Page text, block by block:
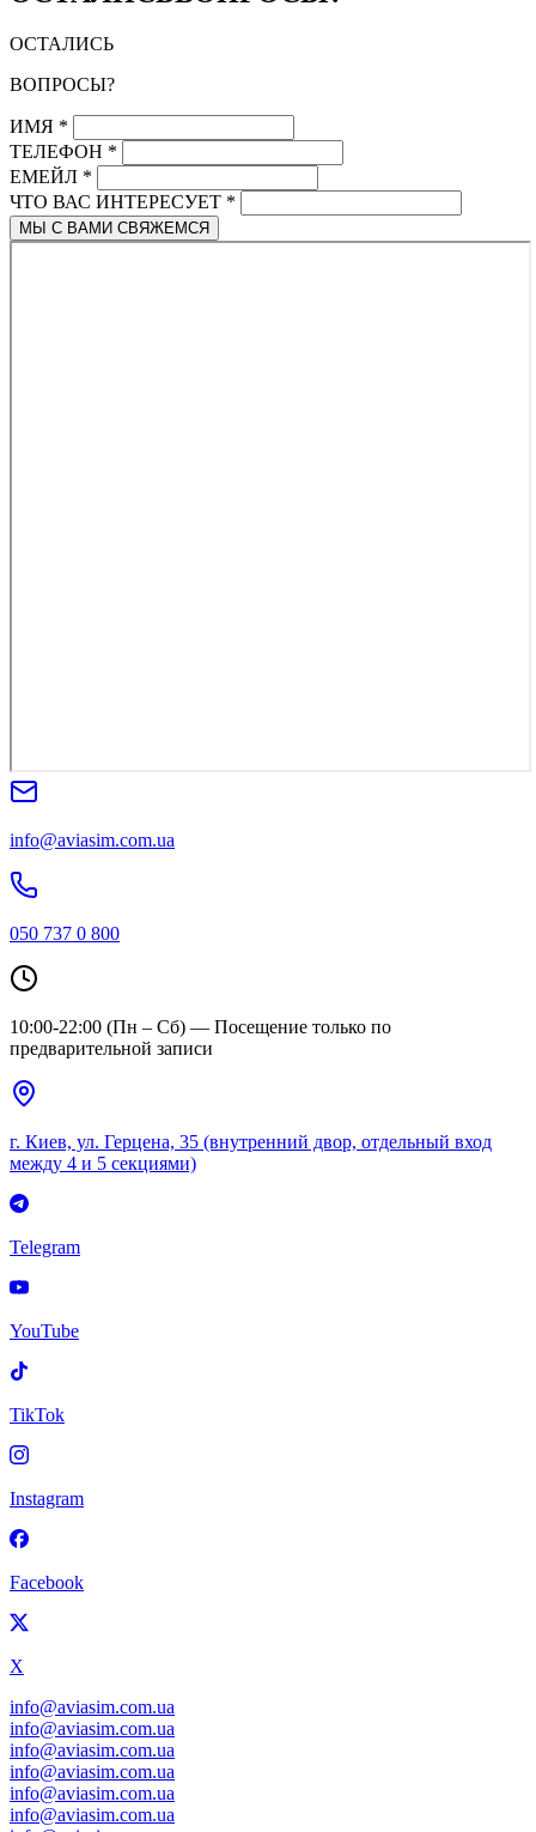
ОСТАЛИСЬ
ВОПРОСЫ?
ИМЯ *
ТЕЛЕФОН *
ЕМЕЙЛ *
ЧТО ВАС ИНТЕРЕСУЕТ *
МЫ С ВАМИ СВЯЖЕМСЯ
info@aviasim.com.ua
050 737 0 800
10:00-22:00 (Пн – Сб) — Посещение только по
предварительной записи
г. Киев, ул. Герцена, 35 (внутренний двор, отдельный вход
между 4 и 5 секциями)
Telegram
YouTube
TikTok
Instagram
Facebook
X
info@aviasim.com.ua
info@aviasim.com.ua
info@aviasim.com.ua
info@aviasim.com.ua
info@aviasim.com.ua
info@aviasim.com.ua